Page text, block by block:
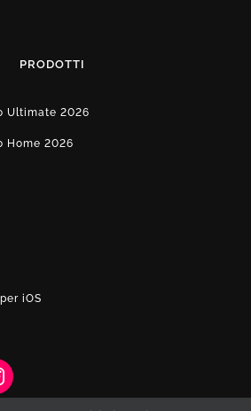
PRODOTTI
Ultimate 2026
Home 2026
iOS